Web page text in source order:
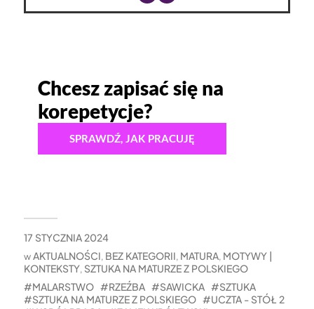
Chcesz zapisać się na
korepetycje?
SPRAWDŹ, JAK PRACUJĘ
17 STYCZNIA 2024
wAKTUALNOŚCI, BEZ KATEGORII, MATURA, MOTYWY |
KONTEKSTY, SZTUKA NA MATURZE Z POLSKIEGO
MALARSTWO
RZEŹBA SAWICKA
SZTUKA
SZTUKA NA MATURZE Z POLSKIEGO
UCZTA - STÓŁ 2